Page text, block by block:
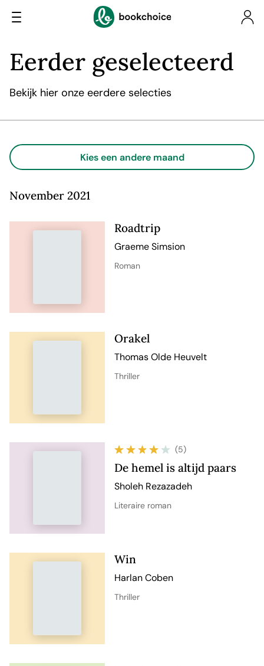
Eerder geselecteerd
Bekijk hier onze eerdere selecties
Kies een andere maand
November 2021
Roadtrip
Graeme Simsion
Roman
Orakel
Thomas Olde Heuvelt
Thriller
(5)
De hemel is altijd paars
Sholeh Rezazadeh
Literaire roman
Win
Harlan Coben
Thriller